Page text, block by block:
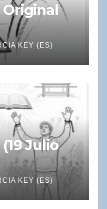
KEY (ES)
Julio
KEY (ES)